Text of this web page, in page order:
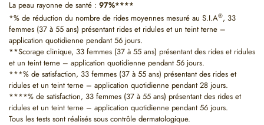
La peau rayonne de santé : 97%****
*% de réduction du nombre de rides moyennes mesuré au S.I.A®, 33
femmes (37 à 55 ans) présentant rides et ridules et un teint terne –
application quotidienne pendant 56 jours.
**Scorage clinique, 33 femmes (37 à 55 ans) présentant des rides et ridules
et un teint terne – application quotidienne pendant 56 jours.
***% de satisfaction, 33 femmes (37 à 55 ans) présentant des rides et
ridules et un teint terne – application quotidienne pendant 28 jours.
****% de satisfaction, 33 femmes (37 à 55 ans) présentant des rides et
ridules et un teint terne – application quotidienne pendant 56 jours.
Tous les tests sont réalisés sous contrôle dermatologique.